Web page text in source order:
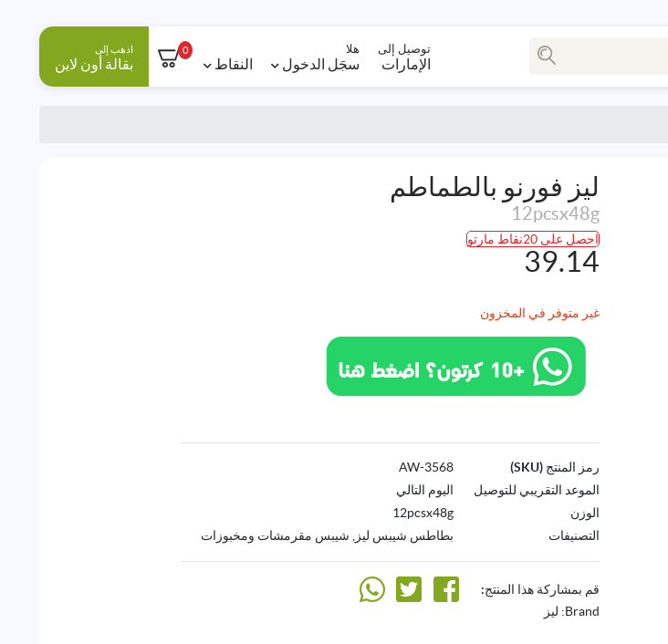
توصيل إلى
الإمارات
هلا
سجَل الدخول النقاط
0 اذهب إلى
بقالة أون لاين
ليز فورنو بالطماطم
12pcsx48g
احصل على 20نقاط مارتو
39.14
غير متوفر في المخزون
رمز المنتج (SKU)
3568-AW
الموعد التقريبي للتوصيل
اليوم التالي
الوزن
12pcsx48g
التصنيفات
بطاطس شيبس ليز , شيبس مقرمشات ومخبوزات
قم بمشاركة هذا المنتج:
Brand: ليز